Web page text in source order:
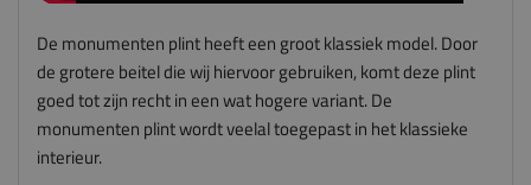
De monumenten plint heeft een groot klassiek model. Door
de grotere beitel die wij hiervoor gebruiken, komt deze plint
goed tot zijn recht in een wat hogere variant. De
monumenten plint wordt veelal toegepast in het klassieke
interieur.